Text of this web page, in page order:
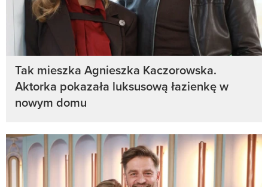
Tak mieszka Agnieszka Kaczorowska.
Aktorka pokazała luksusową łazienkę w
nowym domu